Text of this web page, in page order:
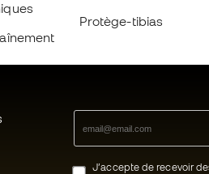
Protège-tibias
J’accepte de recevoir